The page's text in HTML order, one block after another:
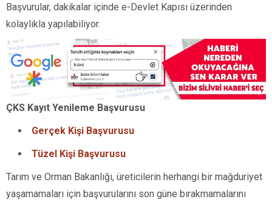
Başvurular, dakikalar içinde e-Devlet Kapısı üzerinden
kolaylıkla yapılabiliyor.
ÇKS Kayıt Yenileme Başvurusu
Gerçek Kişi Başvurusu
Tüzel Kişi Başvurusu
Tarım ve Orman Bakanlığı, üreticilerin herhangi bir mağduriyet
yaşamamaları için başvurularını son güne bırakmamalarını